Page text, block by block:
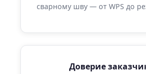
сварному шву — от WPS до
Доверие